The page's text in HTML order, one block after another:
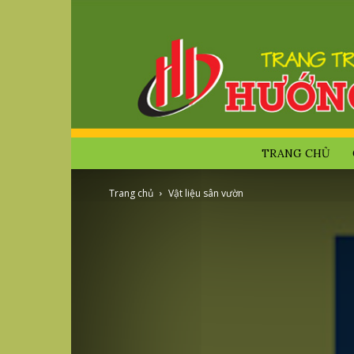
TRANG CHỦ
Trang chủ Vật liệu sân vườn